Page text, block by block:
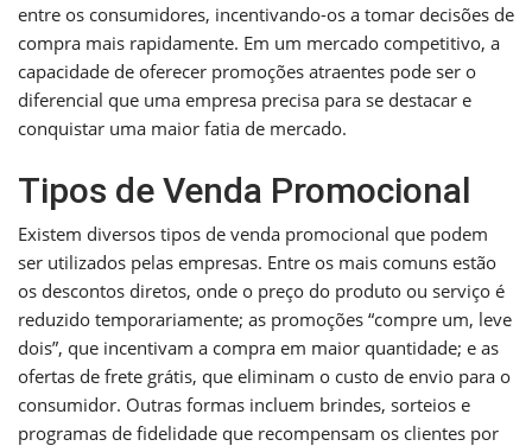
entre os consumidores, incentivando-os a tomar decisões de
compra mais rapidamente. Em um mercado competitivo, a
capacidade de oferecer promoções atraentes pode ser o
diferencial que uma empresa precisa para se destacar e
conquistar uma maior fatia de mercado.
Tipos de Venda Promocional
Existem diversos tipos de venda promocional que podem
ser utilizados pelas empresas. Entre os mais comuns estão
os descontos diretos, onde o preço do produto ou serviço é
reduzido temporariamente; as promoções “compre um, leve
dois”, que incentivam a compra em maior quantidade; e as
ofertas de frete grátis, que eliminam o custo de envio para o
consumidor. Outras formas incluem brindes, sorteios e
programas de fidelidade que recompensam os clientes por